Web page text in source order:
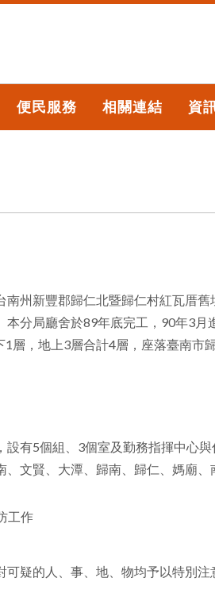
便民服務 相關連結 資
南州新豐郡歸仁北暨歸仁村紅瓦厝
本分局廳舍於89年底完工，90年3
層，地上3層合計4層，座落臺南市
設有5個組、3個室及勤務指揮中心
、文賢、大潭、歸南、歸仁、媽廟、
工作
可疑的人、事、地、物均予以特別